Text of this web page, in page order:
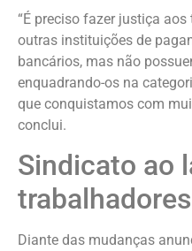
“É preciso fazer justiça
outras instituições de
bancários, mas não
enquadrando-os na
que conquistamos com
conclui.
Sindicato ao
trabalhadores
Diante das mudanças